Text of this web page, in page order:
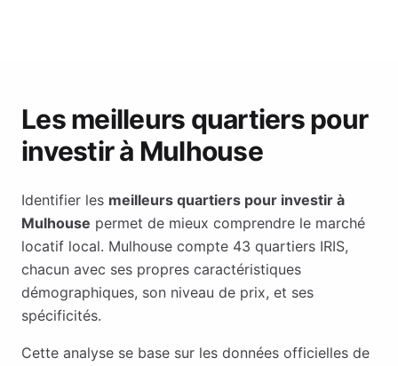
Les meilleurs quartiers pour
investir à Mulhouse
Identifier les meilleurs quartiers pour investir à
Mulhouse permet de mieux comprendre le marché
locatif local. Mulhouse compte 43 quartiers IRIS,
chacun avec ses propres caractéristiques
démographiques, son niveau de prix, et ses
spécificités.
Cette analyse se base sur les données officielles de